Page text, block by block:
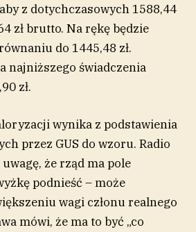
z dotychczasowych 1588,44
zł brutto. Na rękę będzie
do 1445,48 zł.
najniższego świadczenia
zł.
wynika z podstawienia
przez GUS do wzoru. Radio
że rząd ma pole
podnieść – może
wagi członu realnego
mówi, że ma to być „co